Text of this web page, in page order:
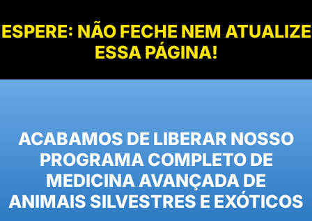
ESPERE: NÃO FECHE NEM ATUALIZE
ESSA PÁGINA!
ACABAMOS DE LIBERAR NOSSO
PROGRAMA COMPLETO DE
MEDICINA AVANÇADA DE
ANIMAIS SILVESTRES E EXÓTICOS